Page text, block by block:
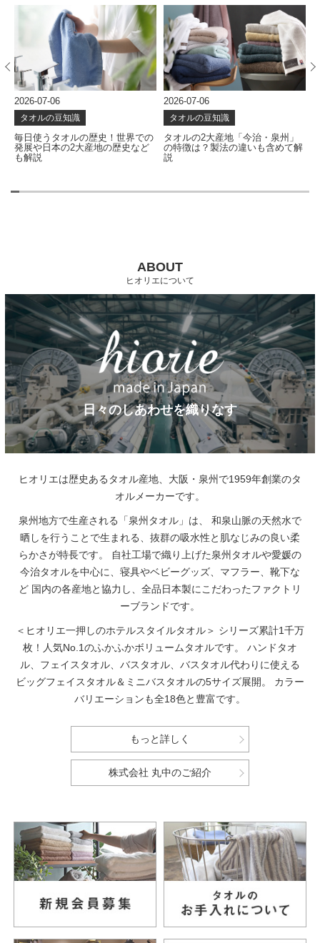
2026-07-06
タオルの豆知識
毎日使うタオルの歴史！世界での
発展や日本の2大産地の歴史など
も解説
2026-07-06
タオルの豆知識
タオルの2大産地「今治・泉州」
の特徴は？製法の違いも含めて解
説
ABOUT
ヒオリエについて
日々のしあわせを織りなす
ヒオリエは歴史あるタオル産地、大阪・泉州で1959年創業のタ
オルメーカーです。
泉州地方で生産される「泉州タオル」は、
和泉山脈の天然水で
晒しを行うことで生まれる、抜群の吸水性と肌なじみの良い柔
らかさが特長です。
自社工場で織り上げた泉州タオルや愛媛の
今治タオルを中心に、寝具やベビーグッズ、マフラー、靴下な
ど 国内の各産地と協力し、全品日本製にこだわったファクトリ
ーブランドです。
＜ヒオリエ一押しのホテルスタイルタオル＞ シリーズ累計1千万
枚！人気No.1のふかふかボリュームタオルです。
ハンドタオ
ル、フェイスタオル、バスタオル、バスタオル代わりに使える
ビッグフェイスタオル＆ミニバスタオルの5サイズ展開。
カラー
バリエーションも全18色と豊富です。
もっと詳しく
株式会社 丸中のご紹介